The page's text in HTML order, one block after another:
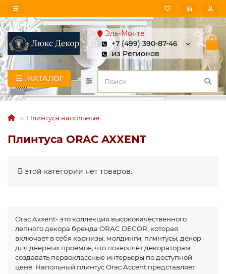
Эль-Монте
+7 (499) 390-87-46
из Регионов
КАТАЛОГ
Плинтуса напольные
Плинтуса ORAC AXXENT
В этой категории нет товаров.
Orac Axxent- это коллекция высококачественного
лепного декора бренда ORAC DECOR, которая
включает в себя карнизы, молдинги, плинтусы, декор
для дверных проемов, что позволяет декораторам
создавать первоклассные интерьеры по доступной
цене. Напольный плинтус Orac Accent представляет